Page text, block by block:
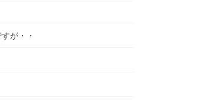
が・・